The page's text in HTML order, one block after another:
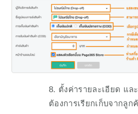
8. ตั้งค่ารายละเอียด แล
ต้องการเรียกเก็บจากลูก